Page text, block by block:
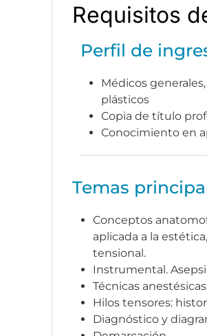
Requisitos
Perfil de
Médicos
plásticos
Copia de título
Conocimiento en
Temas
Conceptos
aplicada a la
tensional.
Instrumental.
Técnicas
Hilos tensores:
Diagnóstico y